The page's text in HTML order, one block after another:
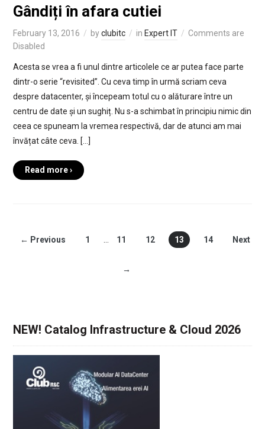
Gândiți în afara cutiei
February 13, 2016 byclubitc in Expert IT
Comments are
Disabled
Acesta se vrea a fi unul dintre articolele ce ar putea face parte
dintr-o serie “revisited”. Cu ceva timp în urmă scriam ceva
despre datacenter, și începeam totul cu o alăturare între un
centru de date și un sughiț. Nu s-a schimbat în principiu nimic din
ceea ce spuneam la vremea respectivă, dar de atunci am mai
învățat câte ceva. […]
Read more ›
← Previous 1 11 12 13 14 Next
→
NEW! Catalog Infrastructure & Cloud 2026